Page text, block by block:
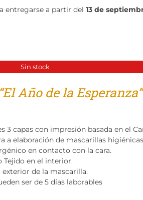
entregarse a partir del 13 de
Sin stock
Año de la Esperanza”
3 capas con impresión basada en el
a elaboración de mascarillas
en contacto con la cara.
en el interior.
exterior de la mascarilla.
ser de 5 días laborables